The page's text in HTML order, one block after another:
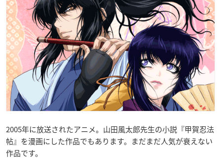
2005年に放送されたアニメ。山田風太郎先生の小説『甲賀忍法
帖』を漫画にした作品でもあります。まだまだ人気が衰えない
作品です。